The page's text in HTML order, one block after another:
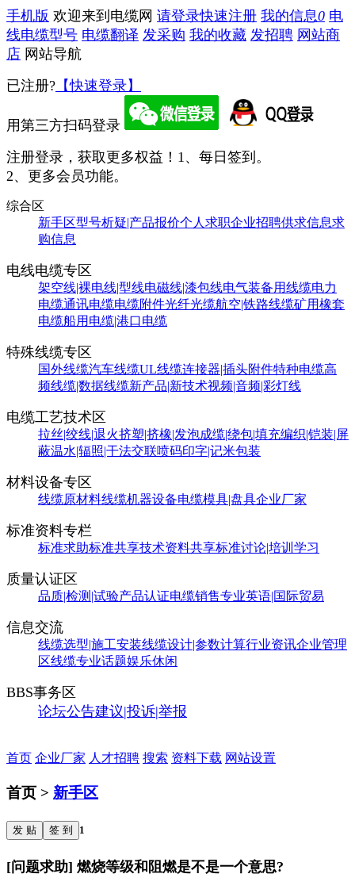
手机版 欢迎来到电缆网 请登录快速注册 我的信息0 电
线电缆型号 电缆翻译 发采购 我的收藏 发招聘 网站商
店 网站导航
已注册? 【快速登录】
用第三方扫码登录
注册登录，获取更多权益！ 1、每日签到。
2、更多会员功能。
综合区
新手区型号析疑|产品报价个人求职企业招聘供求信息求
购信息
电线电缆专区
架空线|裸电线|型线电磁线|漆包线电气装备用线缆电力
电缆通讯电缆电缆附件光纤光缆航空|铁路线缆矿用橡套
电缆船用电缆|港口电缆
特殊线缆专区
国外线缆汽车线缆UL线缆连接器|插头附件特种电缆高
频线缆|数据线缆新产品|新技术视频|音频|彩灯线
电缆工艺技术区
拉丝|绞线|退火挤塑|挤橡|发泡成缆|绕包|填充编织|铠装|屏
蔽温水|辐照|干法交联喷码印字|记米包装
材料设备专区
线缆原材料线缆机器设备电缆模具|盘具企业厂家
标准资料专栏
标准求助标准共享技术资料共享标准讨论|培训学习
质量认证区
品质|检测|试验产品认证电缆销售专业英语|国际贸易
信息交流
线缆选型|施工安装线缆设计|参数计算行业资讯企业管理
区线缆专业话题娱乐休闲
BBS事务区
论坛公告建议|投诉|举报
首页 企业厂家 人才招聘 搜索 资料下载 网站设置
首页 > 新手区
发 贴 签 到 1
[问题求助] 燃烧等级和阻燃是不是一个意思?